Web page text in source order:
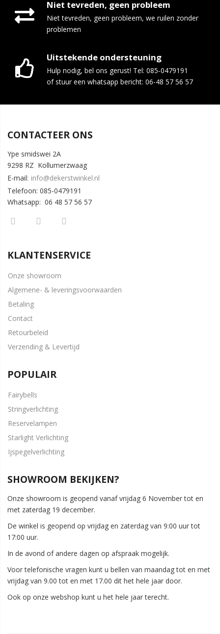
Niet tevreden, geen probleem
Niet tevreden, geen probleem, we ruilen zonder
problemen
Uitstekende ondersteuning
Hulp nodig, bel ons gerust! Tel: 085-0479191
of stuur een whatsapp bericht: 06-48 57 56 57
CONTACTEER ONS
Ype smidswei 2A
9298 RZ Kollumerzwaag
E-mail: info@dekerstwinkel.nl
Telefoon: 085-0479191
Whatsapp: 06 48 57 56 57
KLANTENSERVICE
Onze showroom
Algemene- & leveringsvoorwaarden
Betaling
Contact
Retourbeleid
Verzending & Levertijd
POPULAIR
Fairybells
Stringverlichting
Reservelampen
Starlight Verlichting
Ijspegelverlichting
SHOWROOM BEKIJKEN?
Onze showroom is geopend vanaf vrijdag 6 November tot en
met zaterdag 19 december.
De winkel is geopend op vrijdag en zaterdag van 9:00 uur tot
17:00 uur.
In de avond of andere dagen op afspraak mogelijk.
Voor telefonische vragen kunt u bellen van maandag tot en met
vrijdag van 9.00 tot en met 17.00 dit het hele jaar door.
Ook op onze webshop kunt u het hele jaar terecht.